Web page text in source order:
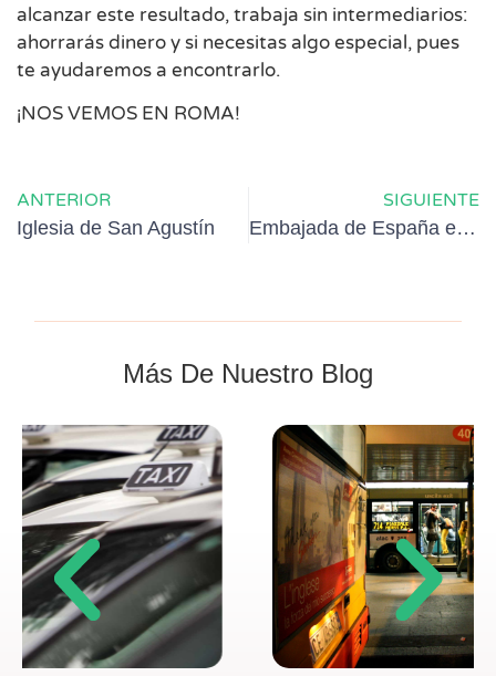
alcanzar este resultado, trabaja sin intermediarios:
ahorrarás dinero y si necesitas algo especial, pues
te ayudaremos a encontrarlo.
¡NOS VEMOS EN ROMA!
ANTERIOR
Iglesia de San Agustín
SIGUIENTE
Embajada de España en Roma. Palacio de España
Más De Nuestro Blog